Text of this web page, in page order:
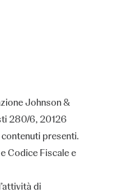
Johnson &
280/6, 20126
contenuti presenti.
Codice Fiscale e
di
la
dei malati